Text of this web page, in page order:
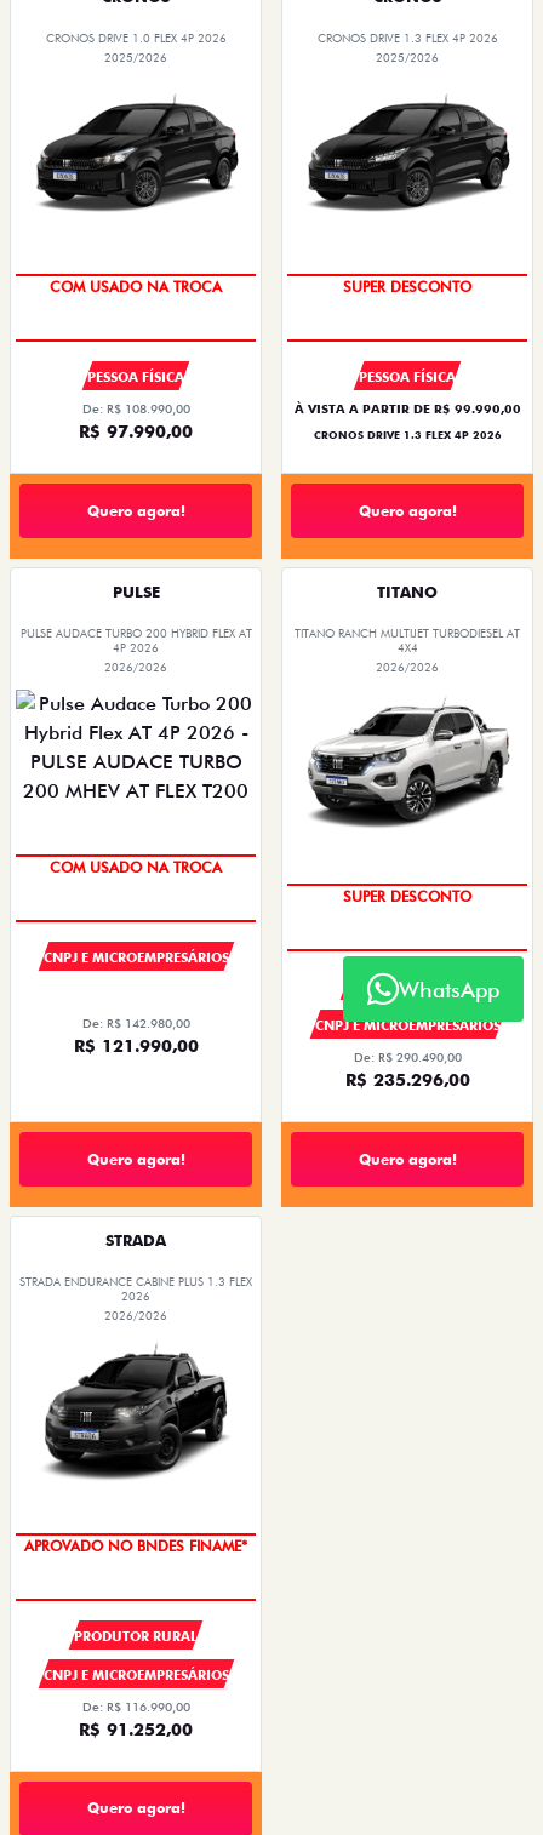
CRONOS DRIVE 1.0 FLEX 4P 2026
2025/2026
PESSOA FÍSICA
De: R$ 108.990,00
R$ 97.990,00
Quero agora!
CRONOS DRIVE 1.3 FLEX 4P 2026
2025/2026
PESSOA FÍSICA
À VISTA A PARTIR DE R$ 99.990,00
CRONOS DRIVE 1.3 FLEX 4P 2026
Quero agora!
PULSE
PULSE AUDACE TURBO 200 HYBRID FLEX AT
4P 2026
2026/2026
COM USADO NA TROCA
CNPJ E MICROEMPRESÁRIOS
De: R$ 142.980,00
R$ 121.990,00
Quero agora!
TITANO
TITANO RANCH MULTIJET TURBODIESEL AT
4X4
2026/2026
SUPER DESCONTO
PRODUTOR RURAL
CNPJ E MICROEMPRESÁRIOS
De: R$ 290.490,00
R$ 235.296,00
Quero agora!
STRADA
STRADA ENDURANCE CABINE PLUS 1.3 FLEX
2026
2026/2026
APROVADO NO BNDES FINAME*
PRODUTOR RURAL
CNPJ E MICROEMPRESÁRIOS
De: R$ 116.990,00
R$ 91.252,00
Quero agora!
WhatsApp